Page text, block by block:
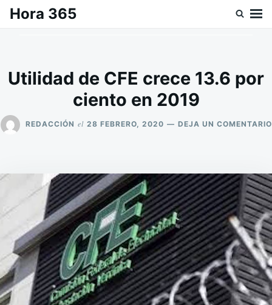
SaltarBuscar:
Hora 365
Utilidad de CFE crece 13.6 por
ciento en 2019
REDACCIÓN el 28 FEBRERO, 2020 DEJA UN COMENTARIO